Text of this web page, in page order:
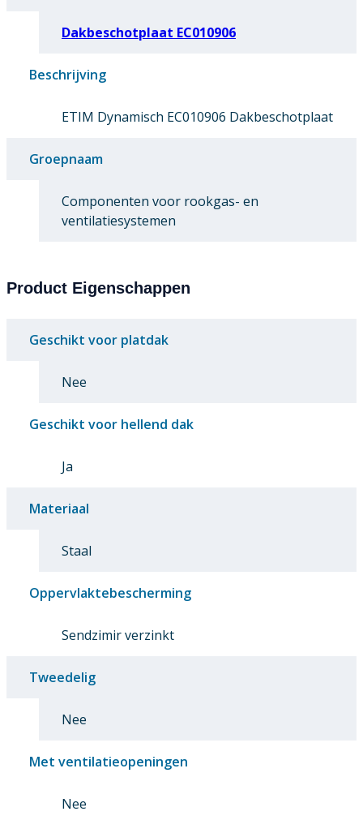
Dakbeschotplaat EC010906
Beschrijving
ETIM Dynamisch EC010906 Dakbeschotplaat
Groepnaam
Componenten voor rookgas- en
ventilatiesystemen
Product Eigenschappen
Geschikt voor platdak
Nee
Geschikt voor hellend dak
Ja
Materiaal
Staal
Oppervlaktebescherming
Sendzimir verzinkt
Tweedelig
Nee
Met ventilatieopeningen
Nee